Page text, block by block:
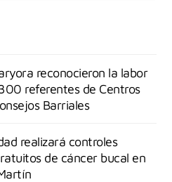
reconocieron la labor
referentes de Centros
Barriales
realizará controles
de cáncer bucal en